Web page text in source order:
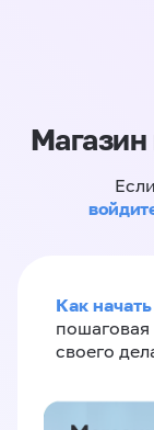
Магазин
Как
пошаговая
своего